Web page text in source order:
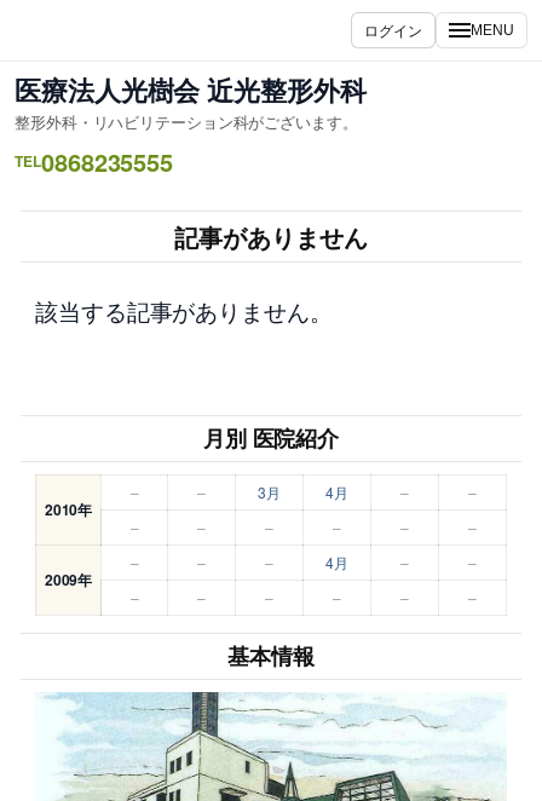
を
ス
キ
ッ
ログイン MENU
医療法人光樹会 近光整形外科
整形外科・リハビリテーション科がございます。
TEL0868235555
記事がありません
該当する記事がありません。
月別 医院紹介
2010年
– – 3月 4月 –
–
–
– – – – –
2009年
– – – 4月 –
–
–
– – – – –
基本情報